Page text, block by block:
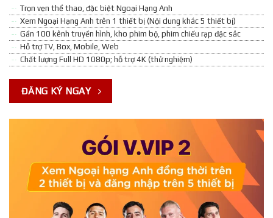
Trọn vẹn thể thao, đặc biệt Ngoại Hạng Anh
Xem Ngoại Hạng Anh trên 1 thiết bị (Nội dung khác 5 thiết bị)
Gần 100 kênh truyền hình, kho phim bộ, phim chiếu rạp đặc sắc
Hỗ trợ TV, Box, Mobile, Web
Chất lượng Full HD 1080p; hỗ trợ 4K (thử nghiệm)
ĐĂNG KÝ NGAY